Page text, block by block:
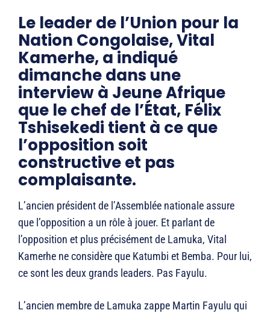
Le leader de l’Union pour la
Nation Congolaise, Vital
Kamerhe, a indiqué
dimanche dans une
interview à Jeune Afrique
que le chef de l’État, Félix
Tshisekedi tient à ce que
l’opposition soit
constructive et pas
complaisante.
L’ancien président de l’Assemblée nationale assure
que l’opposition a un rôle à jouer. Et parlant de
l’opposition et plus précisément de Lamuka, Vital
Kamerhe ne considère que Katumbi et Bemba. Pour lui,
ce sont les deux grands leaders. Pas Fayulu.
L’ancien membre de Lamuka zappe Martin Fayulu qui